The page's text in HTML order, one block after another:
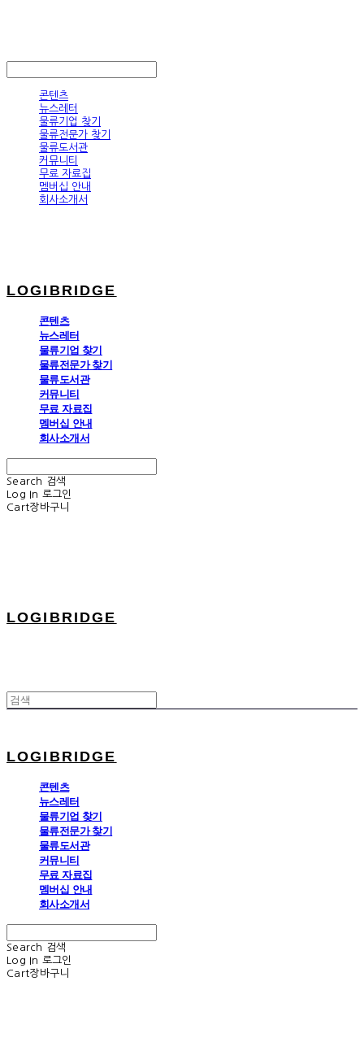
콘텐츠
뉴스레터
물류기업 찾기
물류전문가 찾기
물류도서관
커뮤니티
무료 자료집
멤버십 안내
회사소개서
LOGIBRIDGE
콘텐츠
뉴스레터
물류기업 찾기
물류전문가 찾기
물류도서관
커뮤니티
무료 자료집
멤버십 안내
회사소개서
Search
검색
Log In 로그인
Cart장바구니
LOGIBRIDGE
LOGIBRIDGE
콘텐츠
뉴스레터
물류기업 찾기
물류전문가 찾기
물류도서관
커뮤니티
무료 자료집
멤버십 안내
회사소개서
Search
검색
Log In 로그인
Cart장바구니